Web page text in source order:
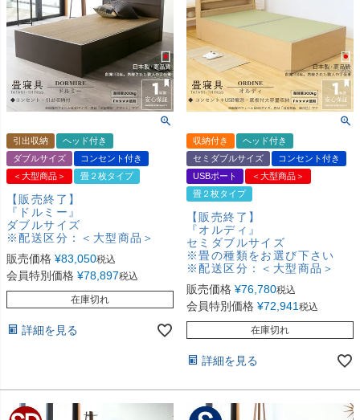
引出収納
ヘッド付き
ダブルサイズ
コンセント付き
＜大型商品＞
畳２枚タイプ
【販売終了】
『ドルミー』
ダブルサイズ
※配送区分：＜大型商品＞
販売価格 ¥83,050税込
会員特別価格 ¥78,897税込
在庫切れ
詳細を見る
収納付き
ヘッド付き
セミダブルサイズ
コンセント付き
USBポート
＜大型商品＞
畳２枚タイプ
【販売終了】
『オルディ』
セミダブルサイズ
※畳の種類をお選び下さい
※配送区分：＜大型商品＞
販売価格 ¥76,780税込
会員特別価格 ¥72,941 税込
在庫切れ
詳細を見る